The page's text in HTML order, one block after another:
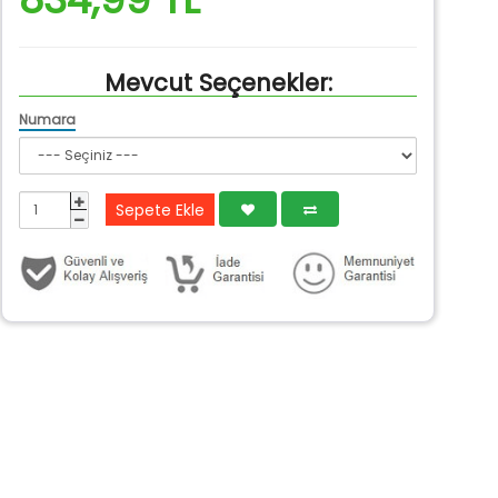
Mevcut Seçenekler:
Numara
Sepete Ekle